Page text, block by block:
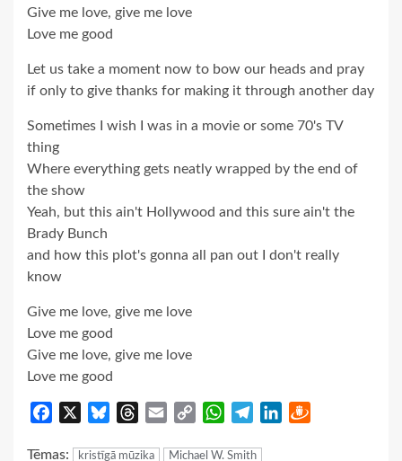
Give me love, give me love
Love me good
Let us take a moment now to bow our heads and pray
if only to give thanks for making it through another day
Sometimes I wish I was in a movie or some 70's TV
thing
Where everything gets neatly wrapped by the end of
the show
Yeah, but this ain't Hollywood and this sure ain't the
Brady Bunch
and how this plot's gonna all pan out I don't really
know
Give me love, give me love
Love me good
Give me love, give me love
Love me good
Facebook BlueskyThreads
Email
Copy
WhatsApp
TelegramLinkedIn
Tēmas: kristīgā mūzika Michael W. Smith